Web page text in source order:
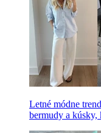
Letné módne
bermudy a kúsky,